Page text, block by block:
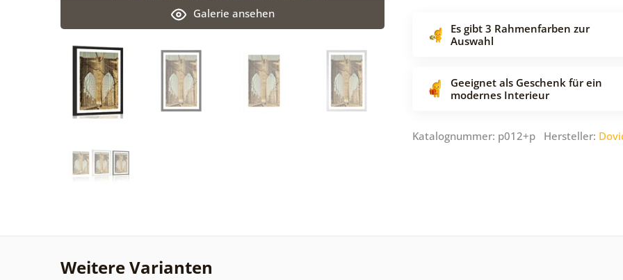
Galerie ansehen
Es gibt 3 Rahmenfarben zur
Auswahl
Geeignet als Geschenk für ein
modernes Interieur
Katalognummer: p012+p Hersteller:
Weitere Varianten